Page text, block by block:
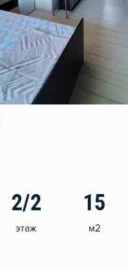
2/2
этаж
15
м2